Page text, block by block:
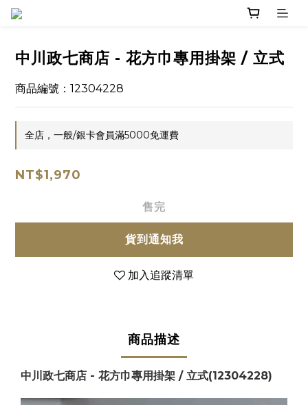
中川政七商店 - 花方巾專用掛架 / 立式
商品編號：12304228
全店，一般/銀卡會員滿5000免運費
NT$1,970
售完
貨到通知我
加入追蹤清單
商品描述
中川政七商店 - 花方巾專用掛架 / 立式(12304228)